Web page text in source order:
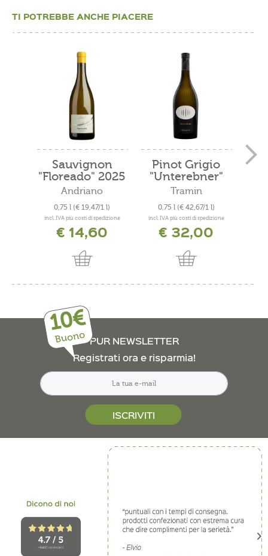
TI POTREBBE ANCHE PIACERE
Sauvignon
"Floreado" 2025
Andriano
0,75 l (€ 19,47/1 l)
incl. IVA più costi di spedizione
€ 14,60
Pinot Grigio
"Unterebner"
2023
Tramin
0,75 l (€ 42,67/1 l)
incl. IVA più costi di spedizione
€ 32,00
10€
Buono PUR NEWSLETTER
Registrati ora e risparmia!
ISCRIVITI